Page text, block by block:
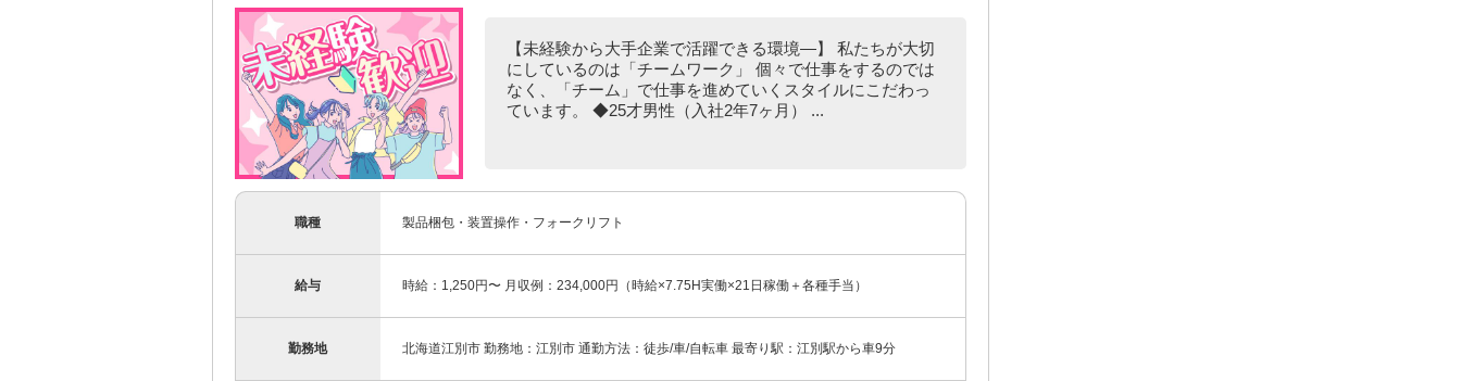
【未経験から大手企業で活躍できる環境―】 私たちが大切
にしているのは「チームワーク」 個々で仕事をするのでは
なく、「チーム」で仕事を進めていくスタイルにこだわっ
ています。 ◆25才男性（入社2年7ヶ月） ...
職種 製品梱包・装置操作・フォークリフト
給与 時給：1,250円〜 月収例：234,000円（時給×7.75H実働×21日稼働＋各種手当）
勤務地 北海道江別市 勤務地：江別市 通勤方法：徒歩/車/自転車 最寄り駅：江別駅から車9分